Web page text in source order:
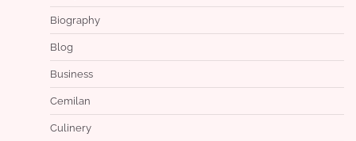
Biography
Blog
Business
Cemilan
Culinery